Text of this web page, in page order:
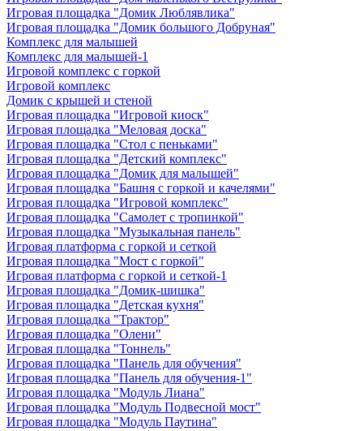
Игровая площадка "Домик Люблявлика"
Игровая площадка "Домик большого Добруная"
Комплекс для малышей
Комплекс для малышей-1
Игровой комплекс с горкой
Игровой комплекс
Домик с крышей и стеной
Игровая площадка "Игровой киоск"
Игровая площадка "Меловая доска"
Игровая площадка "Стол с пеньками"
Игровая площадка "Детский комплекс"
Игровая площадка "Домик для малышей"
Игровая площадка "Башня с горкой и качелями"
Игровая площадка "Игровой комплекс"
Игровая площадка "Самолет с тропинкой"
Игровая площадка "Музыкальная панель"
Игровая платформа с горкой и сеткой
Игровая площадка "Мост с горкой"
Игровая платформа с горкой и сеткой-1
Игровая площадка "Домик-шишка"
Игровая площадка "Детская кухня"
Игровая площадка "Трактор"
Игровая площадка "Олени"
Игровая площадка "Тоннель"
Игровая площадка "Панель для обучения"
Игровая площадка "Панель для обучения-1"
Игровая площадка "Модуль Лиана"
Игровая площадка "Модуль Подвесной мост"
Игровая площадка "Модуль Паутина"